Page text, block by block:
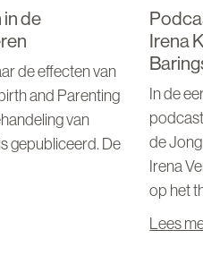
in de
de effecten van
and Parenting
van
gepubliceerd. De
Irena
In de
de
Irena
op het
Lees